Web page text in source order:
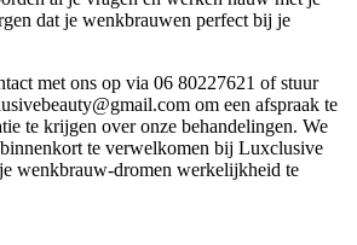
dat je wenkbrauwen perfect bij je
met ons op via 06 80227621 of stuur
om een afspraak te
te krijgen over onze behandelingen. We
te verwelkomen bij Luxclusive
wenkbrauw-dromen werkelijkheid te